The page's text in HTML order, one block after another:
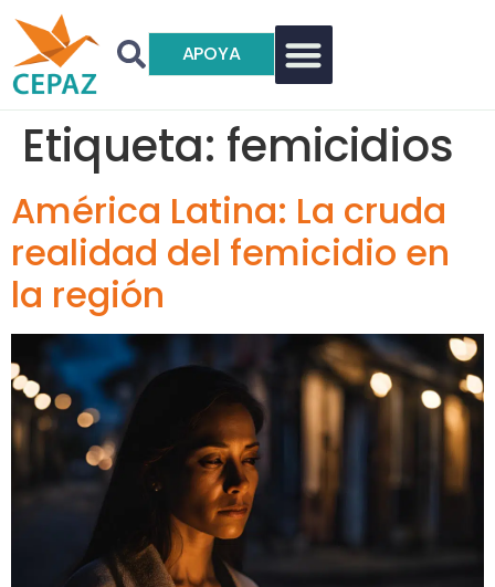
APOYA
Etiqueta: femicidios
América Latina: La cruda
realidad del femicidio en
la región